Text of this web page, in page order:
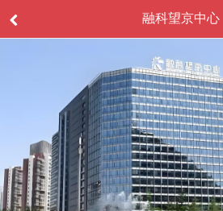
融科望京中心